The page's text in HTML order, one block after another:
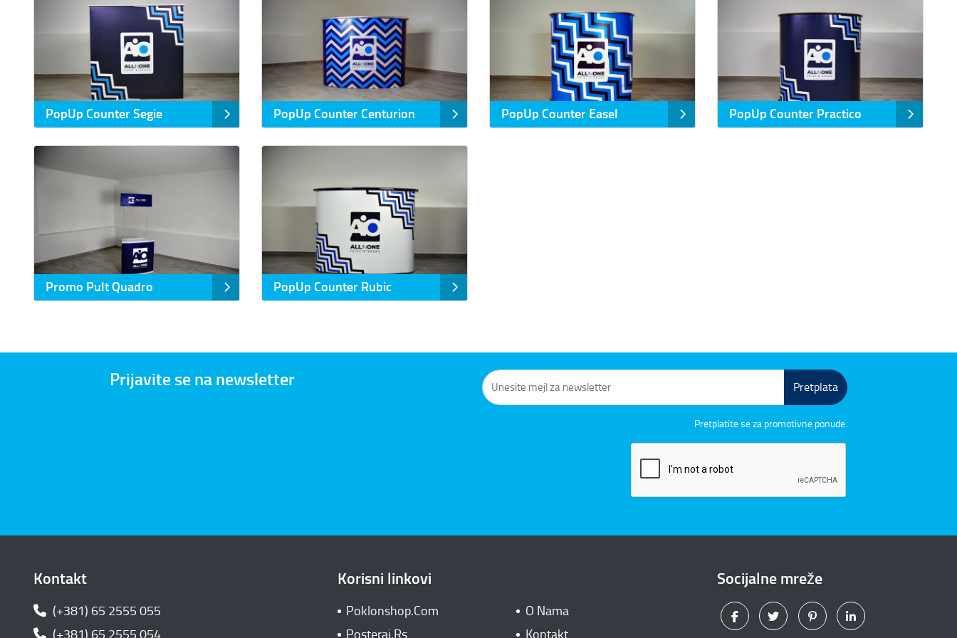
PopUp Counter Segie PopUp Counter Centurion PopUp Counter Easel PopUp Counter Practico
Promo Pult Quadro PopUp Counter Rubic
Prijavite se na newsletter Pretplata
Pretplatite se za promotivne ponude.
Kontakt
(+381) 65 2555 055
(+381) 65 2555 054
Korisni linkovi
Poklonshop.Com
O Nama
Posteraj.Rs
Kontakt
Socijalne mreže